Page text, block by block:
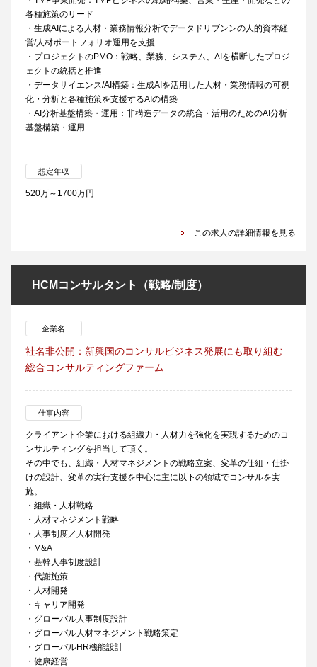
各種施策のリード
・生成AIによる人材・業務情報分析でデータドリブンンの人的資本経
営/人材ポートフォリオ運用を支援
・プロジェクトのPMO：戦略、業務、システム、AIを横断したプロジ
ェクトの統括と推進
・データサイエンス/AI構築：生成AIを活用した人材・業務情報の可視
化・分析と各種施策を支援するAIの構築
・AI分析基盤構築・運用：非構造データの統合・活用のためのAI分析
基盤構築・運用
想定年収
520万～1700万円
この求人の詳細情報を見る
HCMコンサルタント（戦略/制度）
企業名
社名非公開：新興国のコンサルビジネス発展にも取り組む
総合コンサルティングファーム
仕事内容
クライアント企業における組織力・人材力を強化を実現するためのコ
ンサルティングを担当して頂く。
その中でも、組織・人材マネジメントの戦略立案、変革の仕組・仕掛
けの設計、変革の実行支援を中心に主に以下の領域でコンサルを実
施。
・組織・人材戦略
・人材マネジメント戦略
・人事制度／人材開発
・M&A
・基幹人事制度設計
・代謝施策
・人材開発
・キャリア開発
・グローバル人事制度設計
・グローバル人材マネジメント戦略策定
・グローバルHR機能設計
・健康経営